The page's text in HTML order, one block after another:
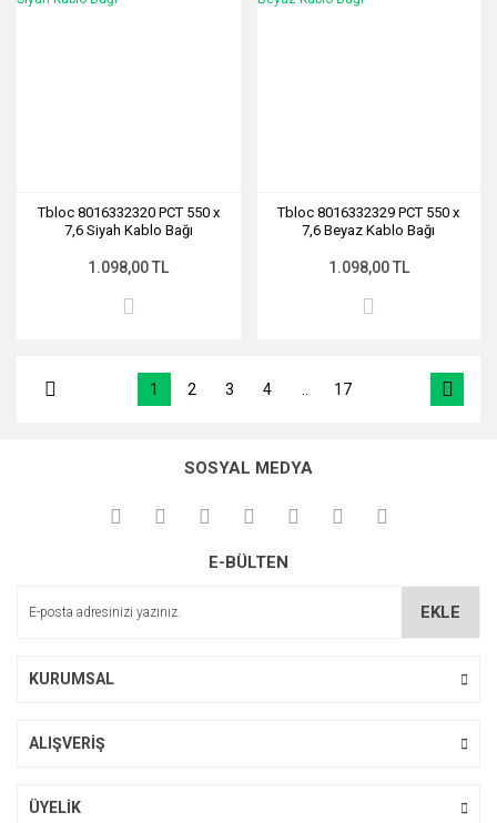
Tbloc 8016332320 PCT 550 x
7,6 Siyah Kablo Bağı
1.098,00 TL
Tbloc 8016332329 PCT 550 x
7,6 Beyaz Kablo Bağı
1.098,00 TL
1 2 3 4 17
SOSYAL MEDYA
E-BÜLTEN
EKLE
KURUMSAL
ALIŞVERİŞ
ÜYELİK